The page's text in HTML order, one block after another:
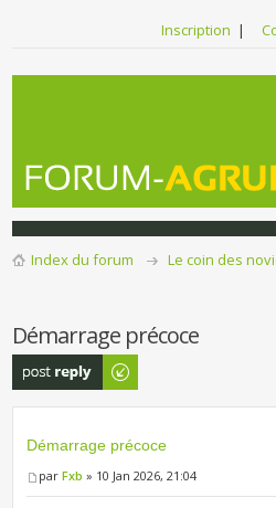
Inscription |
Index du forum Le coin des
Démarrage précoce
Publier une
réponse
Démarrage précoce
parFxb » 10 Jan 2026, 21:04